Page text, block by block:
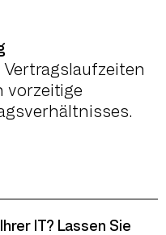
vorzeitige
IT? Lassen Sie